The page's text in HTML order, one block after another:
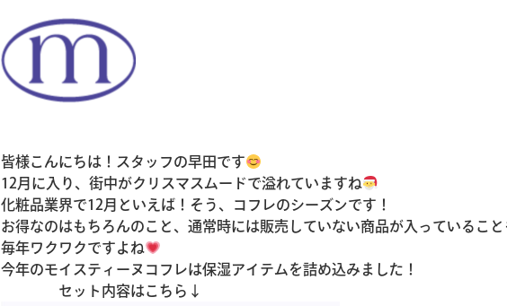
皆様こんにちは！スタッフの早田です
12月に入り、街中がクリスマスムードで溢れていますね
化粧品業界で12月といえば！そう、コフレのシーズンです！
お得なのはもちろんのこと、通常時には販売していない商品が入っているこ
毎年ワクワクですよね
今年のモイスティーヌコフレは保湿アイテムを詰め込みました！
セット内容はこちら↓